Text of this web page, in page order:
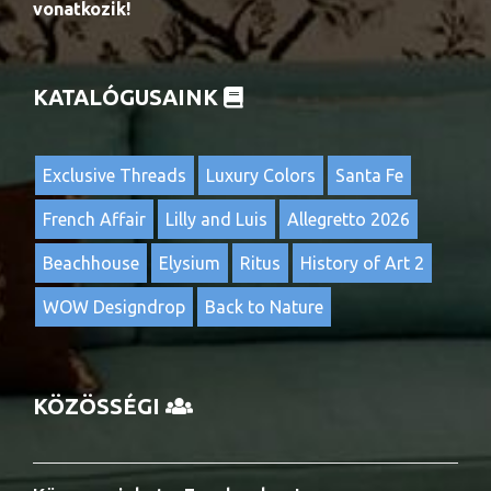
vonatkozik!
KATALÓGUSAINK
Exclusive Threads Luxury Colors Santa Fe
French Affair Lilly and Luis Allegretto 2026
Beachhouse Elysium Ritus History of Art 2
WOW Designdrop Back to Nature
KÖZÖSSÉGI